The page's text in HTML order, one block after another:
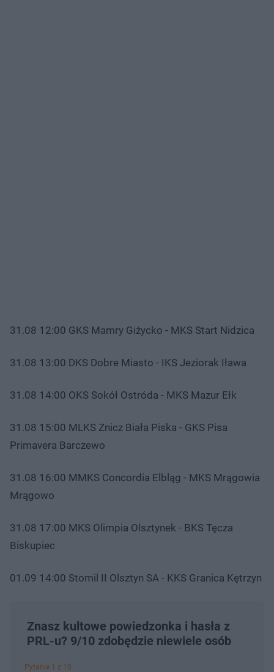
31.08 12:00 GKS Mamry Giżycko - MKS Start Nidzica
31.08 13:00 DKS Dobre Miasto - IKS Jeziorak Iława
31.08 14:00 OKS Sokół Ostróda - MKS Mazur Ełk
31.08 15:00 MLKS Znicz Biała Piska - GKS Pisa
Primavera Barczewo
31.08 16:00 MMKS Concordia Elbląg - MKS Mrągowia
Mrągowo
31.08 17:00 MKS Olimpia Olsztynek - BKS Tęcza
Biskupiec
01.09 14:00 Stomil II Olsztyn SA - KKS Granica Kętrzyn
Znasz kultowe powiedzonka i hasła z
PRL-u? 9/10 zdobędzie niewiele osób
Pytanie 1 z 10